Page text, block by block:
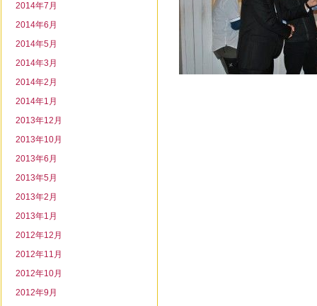
2014年7月
2014年6月
2014年5月
2014年3月
2014年2月
2014年1月
2013年12月
2013年10月
2013年6月
2013年5月
2013年2月
2013年1月
2012年12月
2012年11月
2012年10月
2012年9月